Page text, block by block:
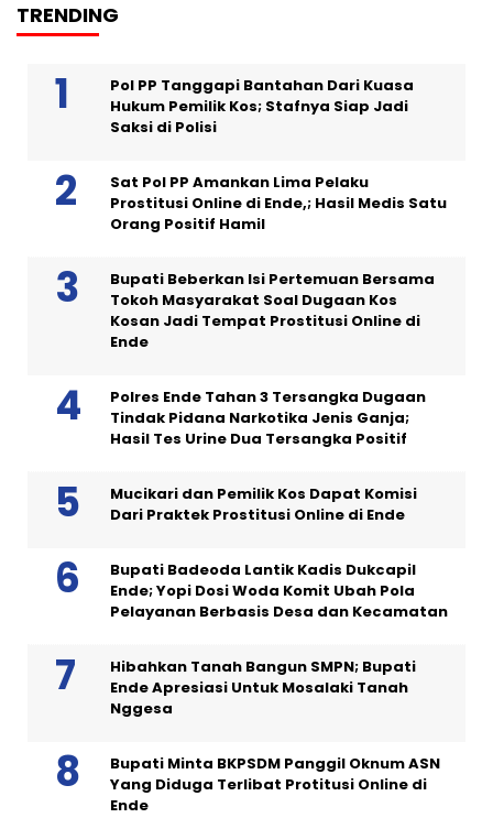
TRENDING
Pol PP Tanggapi Bantahan Dari Kuasa
Hukum Pemilik Kos; Stafnya Siap Jadi
Saksi di Polisi
Sat Pol PP Amankan Lima Pelaku
Prostitusi Online di Ende,; Hasil Medis Satu
Orang Positif Hamil
Bupati Beberkan Isi Pertemuan Bersama
Tokoh Masyarakat Soal Dugaan Kos
Kosan Jadi Tempat Prostitusi Online di
Ende
Polres Ende Tahan 3 Tersangka Dugaan
Tindak Pidana Narkotika Jenis Ganja;
Hasil Tes Urine Dua Tersangka Positif
Mucikari dan Pemilik Kos Dapat Komisi
Dari Praktek Prostitusi Online di Ende
Bupati Badeoda Lantik Kadis Dukcapil
Ende; Yopi Dosi Woda Komit Ubah Pola
Pelayanan Berbasis Desa dan Kecamatan
Hibahkan Tanah Bangun SMPN; Bupati
Ende Apresiasi Untuk Mosalaki Tanah
Nggesa
Bupati Minta BKPSDM Panggil Oknum ASN
Yang Diduga Terlibat Protitusi Online di
Ende